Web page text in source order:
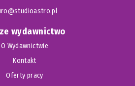
wydawnictwo
O Wydawnictwie
Kontakt
Oferty pracy